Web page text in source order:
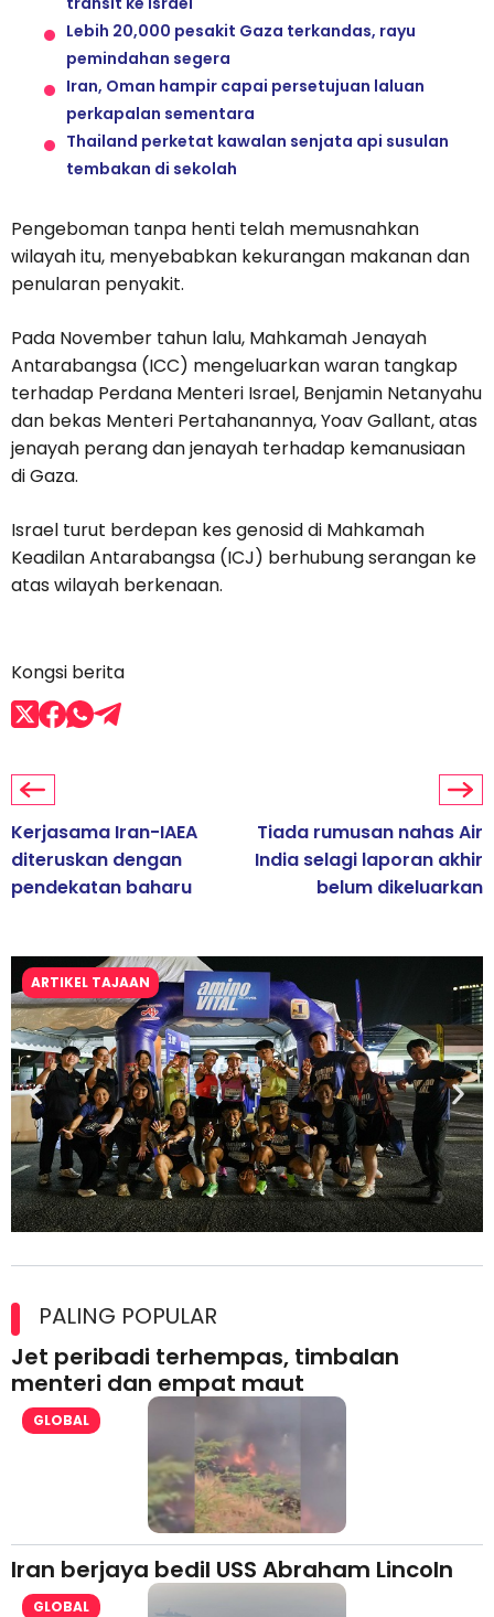
Lebih 20,000 pesakit Gaza terkandas, rayu
pemindahan segera
Iran, Oman hampir capai persetujuan laluan
perkapalan sementara
Thailand perketat kawalan senjata api susulan
tembakan di sekolah
Pengeboman tanpa henti telah memusnahkan
wilayah itu, menyebabkan kekurangan makanan dan
penularan penyakit.
Pada November tahun lalu, Mahkamah Jenayah
Antarabangsa (ICC) mengeluarkan waran tangkap
terhadap Perdana Menteri Israel, Benjamin Netanyahu
dan bekas Menteri Pertahanannya, Yoav Gallant, atas
jenayah perang dan jenayah terhadap kemanusiaan
di Gaza.
Israel turut berdepan kes genosid di Mahkamah
Keadilan Antarabangsa (ICJ) berhubung serangan ke
atas wilayah berkenaan.
Kongsi berita
Kerjasama Iran-IAEA
diteruskan dengan
pendekatan baharu
Tiada rumusan nahas Air
India selagi laporan akhir
belum dikeluarkan
ARTIKEL TAJAAN
Melalui Kerjasama aminoVITAL® Bersama Pempengaruh Larian
Antarabangsa
PALING POPULAR
Jet peribadi terhempas, timbalan
menteri dan empat maut
GLOBAL
Iran berjaya bedil USS Abraham Lincoln
GLOBAL